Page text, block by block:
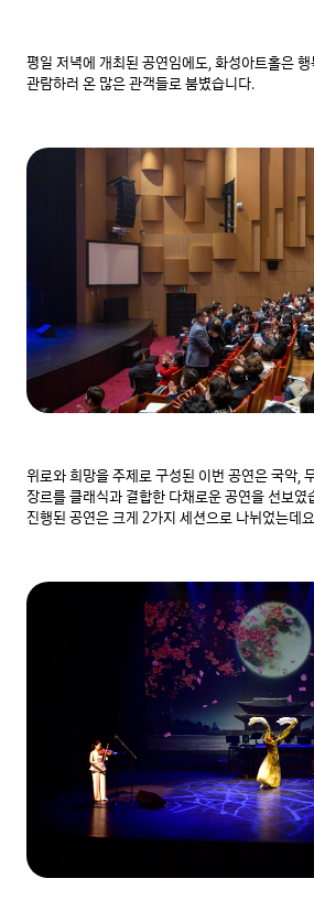
평일 저녁에 개최된 공연임에도, 화성아트홀은
관람하러 온 많은 관객들로 붐볐습니다.
위로와 희망을 주제로 구성된 이번 공연은 국악,
장르를 클래식과 결합한 다채로운 공연을 선보
진행된 공연은 크게 2가지 세션으로 나뉘었는데